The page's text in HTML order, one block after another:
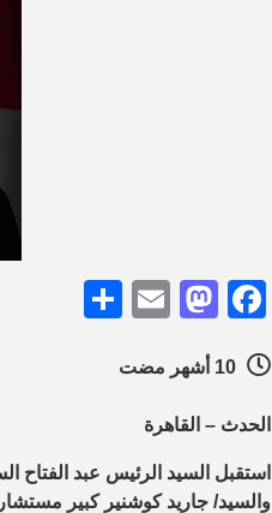
Facebook
Mastodon
Email
الحدث – القاهرة
استقبل السيد الرئيس عبد الفتاح
والسيد/ جاريد كوشنير كبير